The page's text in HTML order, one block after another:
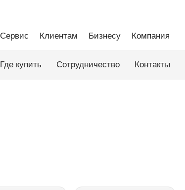
Сервис Клиентам Бизнесу Компания
Где купить Сотрудничество Контакты